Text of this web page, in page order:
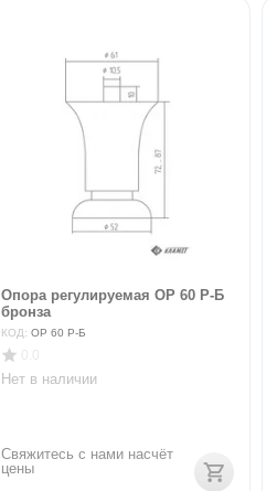
Опора регулируемая ОР 60 Р-Б
бронза
КОД: ОР 60 Р-Б
Нет в наличии
Свяжитесь с нами насчёт
цены